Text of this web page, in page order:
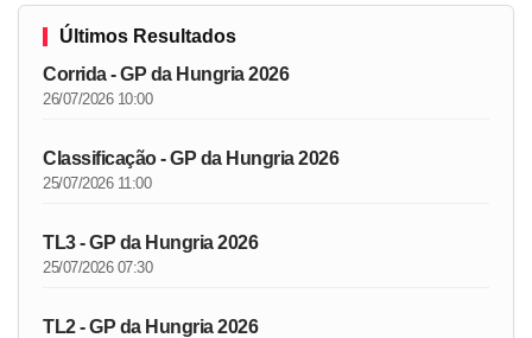
Últimos Resultados
Corrida - GP da Hungria 2026
26/07/2026 10:00
Classificação - GP da Hungria 2026
25/07/2026 11:00
TL3 - GP da Hungria 2026
25/07/2026 07:30
TL2 - GP da Hungria 2026